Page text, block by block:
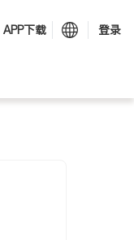
APP下载 登录